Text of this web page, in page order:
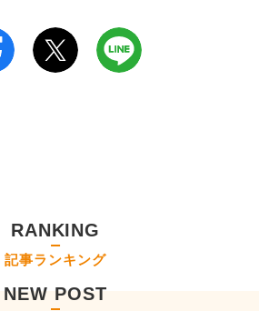
RANKING
記事ランキング
NEW POST